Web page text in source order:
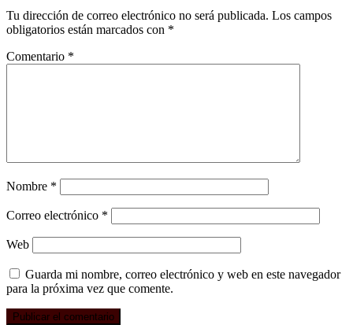
Tu dirección de correo electrónico no será publicada. Los campos
obligatorios están marcados con *
Comentario *
Nombre *
Correo electrónico *
Web
Guarda mi nombre, correo electrónico y web en este navegador
para la próxima vez que comente.